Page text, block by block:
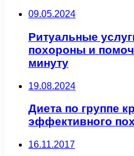
09.05.2024
Ритуальные
похороны и
минуту
19.08.2024
Диета по группе
эффективного
16.11.2017